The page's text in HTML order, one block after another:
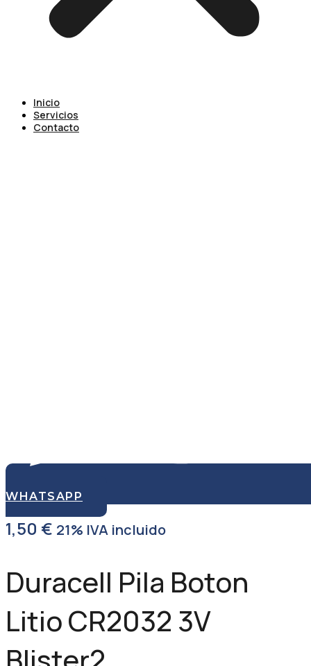
Inicio
Servicios
Contacto
WHATSAPP
1,50 € 21% IVA incluido
Duracell Pila Boton
Litio CR2032 3V